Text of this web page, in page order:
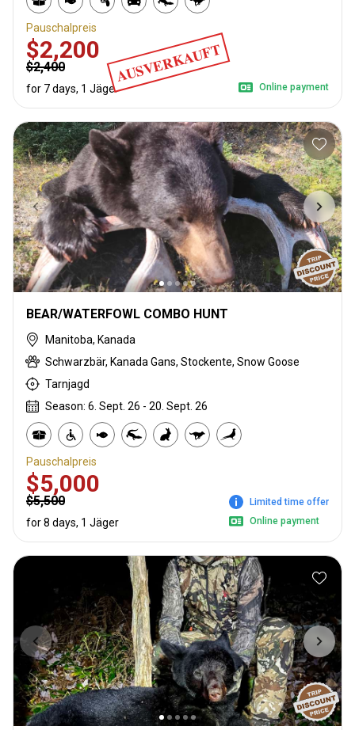
AUSVERKAUFT
Pauschalpreis
$2,200
$2,400
for 7 days, 1 Jäger Online payment
BEAR/WATERFOWL COMBO HUNT
Manitoba, Kanada
Schwarzbär, Kanada Gans, Stockente, Snow Goose
Tarnjagd
Season: 6. Sept. 26 - 20. Sept. 26
Pauschalpreis
$5,000
$5,500
for 8 days, 1 Jäger
Limited time offer
Online payment